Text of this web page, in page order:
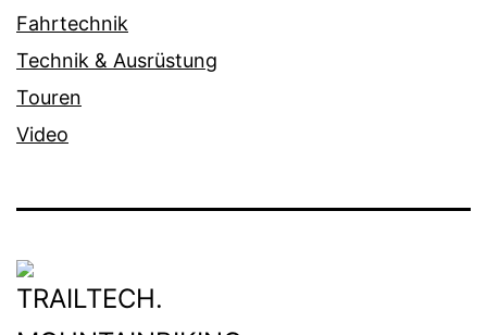
Fahrtechnik
Technik & Ausrüstung
Touren
Video